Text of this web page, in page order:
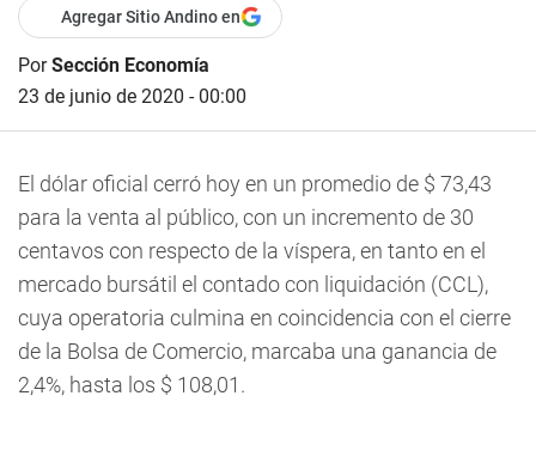
Agregar Sitio Andino en
PorSección Economía
23 de junio de 2020 - 00:00
El dólar oficial cerró hoy en un promedio de $ 73,43
para la venta al público, con un incremento de 30
centavos con respecto de la víspera, en tanto en el
mercado bursátil el contado con liquidación (CCL),
cuya operatoria culmina en coincidencia con el cierre
de la Bolsa de Comercio, marcaba una ganancia de
2,4%, hasta los $ 108,01.